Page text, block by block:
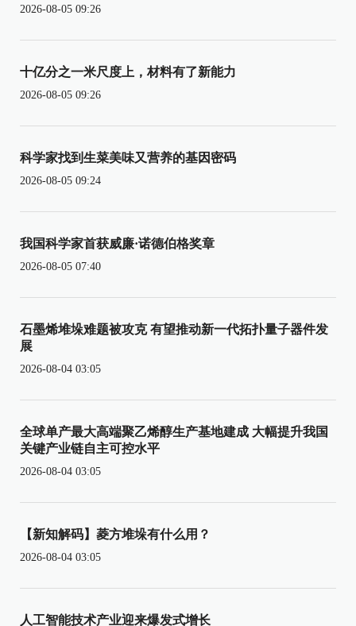
2026-08-05 09:26
十亿分之一米尺度上，材料有了新能力
2026-08-05 09:26
科学家找到生菜美味又营养的基因密码
2026-08-05 09:24
我国科学家首获威廉·诺德伯格奖章
2026-08-05 07:40
石墨烯堆垛难题被攻克 有望推动新一代拓扑量子器件发
展
2026-08-04 03:05
全球单产最大高端聚乙烯醇生产基地建成 大幅提升我国
关键产业链自主可控水平
2026-08-04 03:05
【新知解码】菱方堆垛有什么用？
2026-08-04 03:05
人工智能技术产业迎来爆发式增长